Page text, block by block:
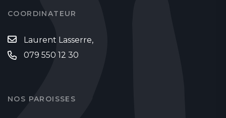
COORDINATEUR
Laurent Lasserre,
079 550 12 30
NOS PAROISSES